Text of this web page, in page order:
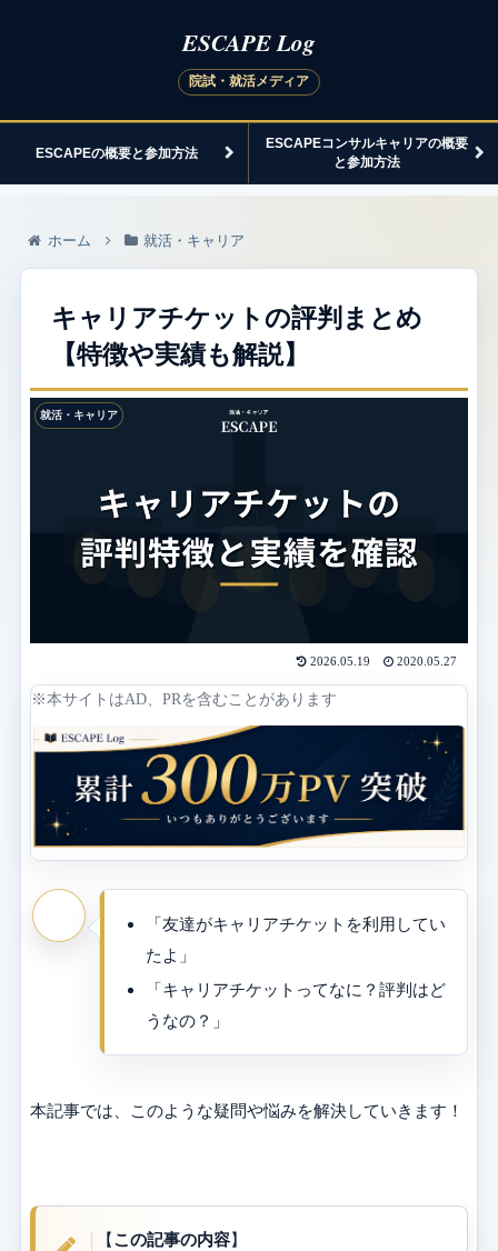
ESCAPEの概要と参加方法
ESCAPEコンサルキャリアの概要
と参加方法
ホーム 就活・キャリア
キャリアチケットの評判まとめ
【特徴や実績も解説】
就活・キャリア
2026.05.19 2020.05.27
※本サイトはAD、PRを含むことがあります
「友達がキャリアチケットを利用してい
たよ」
「キャリアチケットってなに？評判はど
うなの？」
本記事では、このような疑問や悩みを解決していきます！
【この記事の内容】